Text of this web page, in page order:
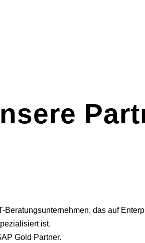
Beratungsunternehmen, das auf
ist.
Gold Partner.